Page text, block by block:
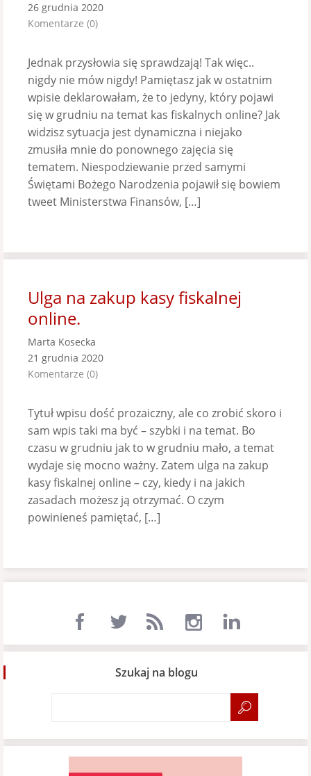
26 grudnia 2020
Komentarze (0)
Jednak przysłowia się sprawdzają! Tak więc..
nigdy nie mów nigdy! Pamiętasz jak w ostatnim
wpisie deklarowałam, że to jedyny, który pojawi
się w grudniu na temat kas fiskalnych online? Jak
widzisz sytuacja jest dynamiczna i niejako
zmusiła mnie do ponownego zajęcia się
tematem. Niespodziewanie przed samymi
Świętami Bożego Narodzenia pojawił się bowiem
tweet Ministerstwa Finansów, […]
Ulga na zakup kasy fiskalnej
online.
Marta Kosecka
21 grudnia 2020
Komentarze (0)
Tytuł wpisu dość prozaiczny, ale co zrobić skoro i
sam wpis taki ma być – szybki i na temat. Bo
czasu w grudniu jak to w grudniu mało, a temat
wydaje się mocno ważny. Zatem ulga na zakup
kasy fiskalnej online – czy, kiedy i na jakich
zasadach możesz ją otrzymać. O czym
powinieneś pamiętać, […]
Szukaj na blogu